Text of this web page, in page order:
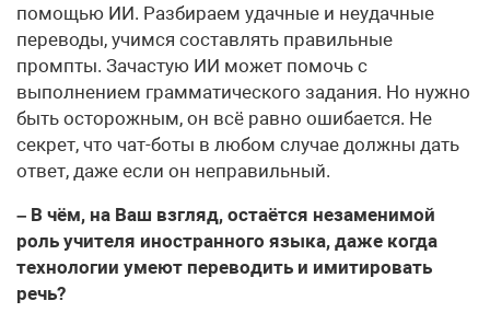
помощью ИИ. Разбираем удачные и неудачные
переводы, учимся составлять правильные
промпты. Зачастую ИИ может помочь с
выполнением грамматического задания. Но нужно
быть осторожным, он всё равно ошибается. Не
секрет, что чат-боты в любом случае должны дать
ответ, даже если он неправильный.
– В чём, на Ваш взгляд, остаётся незаменимой
роль учителя иностранного языка, даже когда
технологии умеют переводить и имитировать
речь?